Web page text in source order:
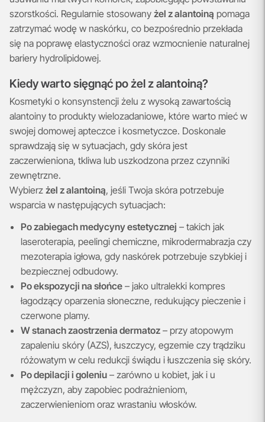
szorstkości. Regularnie stosowany żel z alantoiną pomaga
zatrzymać wodę w naskórku, co bezpośrednio przekłada
się na poprawę elastyczności oraz wzmocnienie naturalnej
bariery hydrolipidowej.
Kiedy warto sięgnąć po żel z alantoiną?
Kosmetyki o konsynstencji żelu z wysoką zawartością
alantoiny to produkty wielozadaniowe, które warto mieć w
swojej domowej apteczce i kosmetyczce. Doskonale
sprawdzają się w sytuacjach, gdy skóra jest
zaczerwieniona, tkliwa lub uszkodzona przez czynniki
zewnętrzne.
Wybierz żel z alantoiną, jeśli Twoja skóra potrzebuje
wsparcia w następujących sytuacjach:
Po zabiegach medycyny estetycznej – takich jak
laseroterapia, peelingi chemiczne, mikrodermabrazja czy
mezoterapia igłowa, gdy naskórek potrzebuje szybkiej i
bezpiecznej odbudowy.
Po ekspozycji na słońce – jako ultralekki kompres
łagodzący oparzenia słoneczne, redukujący pieczenie i
czerwone plamy.
W stanach zaostrzenia dermatoz – przy atopowym
zapaleniu skóry (AZS), łuszczycy, egzemie czy trądziku
różowatym w celu redukcji świądu i łuszczenia się skóry.
Po depilacji i goleniu – zarówno u kobiet, jak i u
mężczyzn, aby zapobiec podrażnieniom,
zaczerwienieniom oraz wrastaniu włosków.